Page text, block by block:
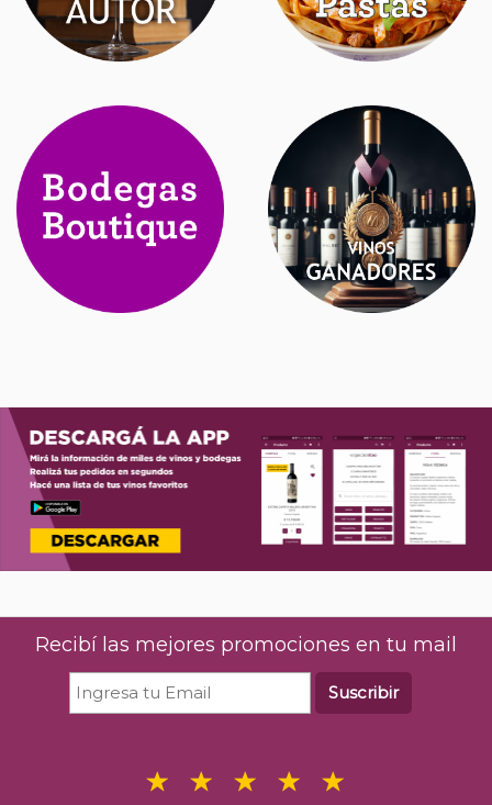
Recibí las mejores promociones en tu mail
Suscribir